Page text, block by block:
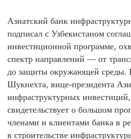
Азиатский банк
подписал с Узбекистаном
инвестиционной программе,
спектр направлений — от
до защиты окружающей среды.
Шукнехта, вице-президента
инфраструктурных
свидетельствует о большом
членами и клиентами банка в
в строительстве